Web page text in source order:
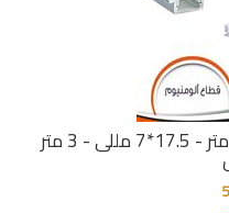
قطاع الومنيوم بالغطاء عود 3 متر - 17.5*7 مللى - 3 متر